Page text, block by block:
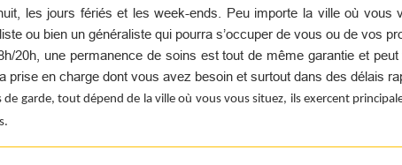
les jours fériés et les week-ends. Peu importe la ville où vous
ou bien un généraliste qui pourra s’occuper de vous ou de vos
20h, une permanence de soins est tout de même garantie et
prise en charge dont vous avez besoin et surtout dans des délais
de garde, tout dépend de la ville où vous vous situez, ils exercent